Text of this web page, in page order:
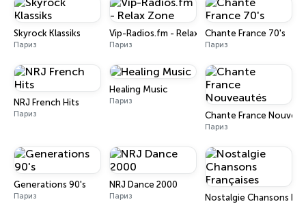
Skyrock Klassiks
Париз
Vip-Radios.fm - Relax Zone
Париз
Chante France 70's
Париз
NRJ French Hits
Париз
Healing Music
Париз
Chante France
Париз
Generations 90's
Париз
NRJ Dance 2000
Париз Nostalgie Chansons